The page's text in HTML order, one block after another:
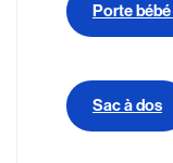
Porte
Sac à dos